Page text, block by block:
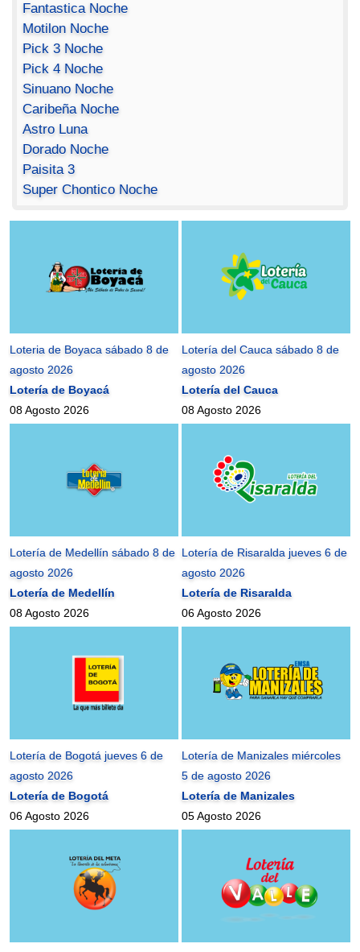
Fantastica Noche
Motilon Noche
Pick 3 Noche
Pick 4 Noche
Sinuano Noche
Caribeña Noche
Astro Luna
Dorado Noche
Paisita 3
Super Chontico Noche
Loteria de Boyaca sábado 8 de
agosto 2026
Lotería de Boyacá
08 Agosto 2026
Lotería del Cauca sábado 8 de
agosto 2026
Lotería del Cauca
08 Agosto 2026
Lotería de Medellín sábado 8 de
agosto 2026
Lotería de Medellín
08 Agosto 2026
Lotería de Risaralda jueves 6 de
agosto 2026
Lotería de Risaralda
06 Agosto 2026
Lotería de Bogotá jueves 6 de
agosto 2026
Lotería de Bogotá
06 Agosto 2026
Lotería de Manizales miércoles
5 de agosto 2026
Lotería de Manizales
05 Agosto 2026